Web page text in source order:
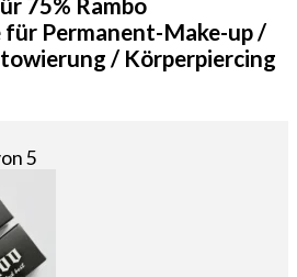
75% Rambo
für Permanent-Make-up /
/ Körperpiercing
5